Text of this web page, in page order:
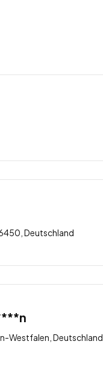
Deutschland
Westfalen, Deutschland